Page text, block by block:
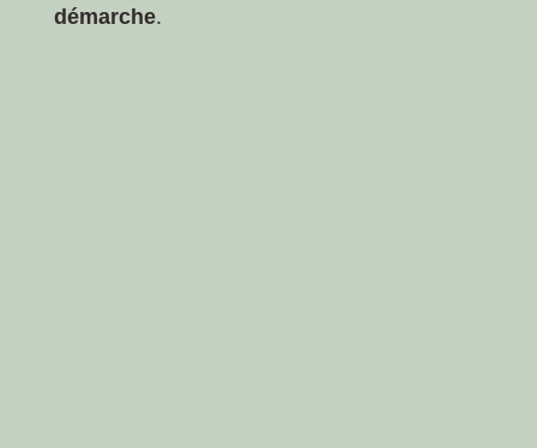
démarche.